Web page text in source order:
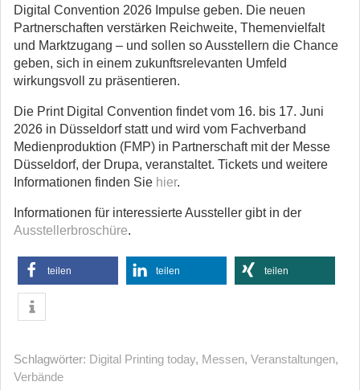
Digital Convention 2026 Impulse geben. Die neuen
Partnerschaften verstärken Reichweite, Themenvielfalt
und Marktzugang – und sollen so Ausstellern die Chance
geben, sich in einem zukunftsrelevanten Umfeld
wirkungsvoll zu präsentieren.
Die Print Digital Convention findet vom 16. bis 17. Juni
2026 in Düsseldorf statt und wird vom Fachverband
Medienproduktion (FMP) in Partnerschaft mit der Messe
Düsseldorf, der Drupa, veranstaltet. Tickets und weitere
Informationen finden Sie hier.
Informationen für interessierte Aussteller gibt in der
Ausstellerbroschüre.
teilen teilen teilen
Schlagwörter: Digital Printing today, Messen, Veranstaltungen,
Verbände